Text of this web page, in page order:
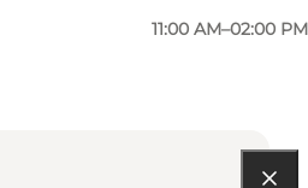
11:00 AM–02:00 PM